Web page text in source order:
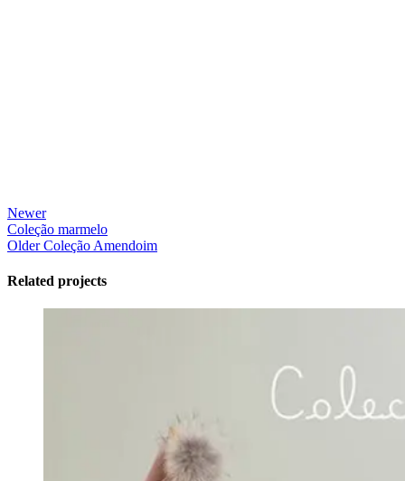
Newer
Coleção marmelo
Older Coleção Amendoim
Related projects